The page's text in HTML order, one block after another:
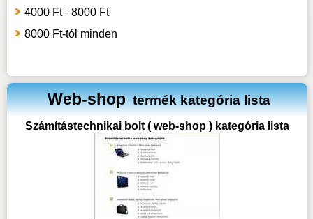
4000 Ft - 8000 Ft
8000 Ft-tól minden
Web-shop termék kategória lista
Számítástechnikai bolt ( web-shop ) kategória lista